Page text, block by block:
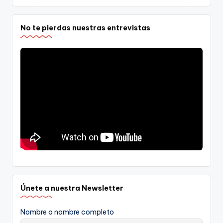
No te pierdas nuestras entrevistas
Únete a nuestra Newsletter
Nombre o nombre completo